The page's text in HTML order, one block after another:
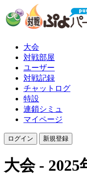
大会
対戦部屋
ユーザー
対戦記録
チャットログ
特設
連鎖シミュ
マイページ
大会 -